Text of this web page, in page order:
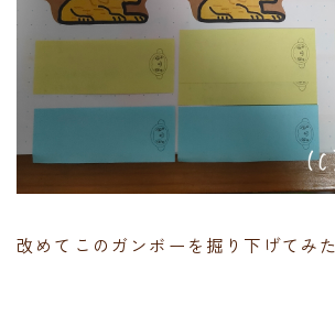
改めてこのガンボーを掘り下げてみた